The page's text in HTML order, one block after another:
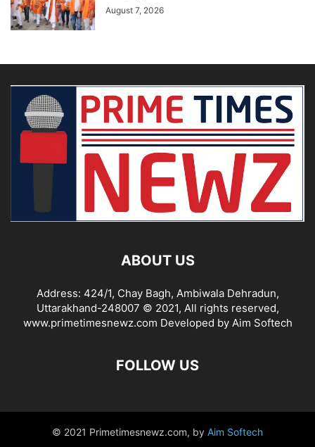
August 7, 2026
ABOUT US
Address: 424/1, Chay Bagh, Ambiwala Dehradun,
Uttarakhand-248007 © 2021, All rights reserved,
www.primetimesnewz.com Developed by Aim Softech
FOLLOW US
© 2021 Primetimesnewz.com, by Aim Softech